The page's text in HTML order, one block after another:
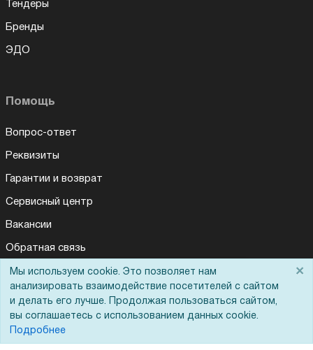
Тендеры
Бренды
ЭДО
Помощь
Вопрос-ответ
Реквизиты
Гарантии и возврат
Сервисный центр
Вакансии
Обратная связь
Для Таможенного союза
Мы используем cookie. Это позволяет нам
анализировать взаимодействие посетителей с сайтом
и делать его лучше. Продолжая пользоваться сайтом,
вы соглашаетесь с использованием данных cookie.
Подробнее
×
Для Вас доступно эксклюзивное приложение при
заказе этого товара
Получить скидку Не показывать